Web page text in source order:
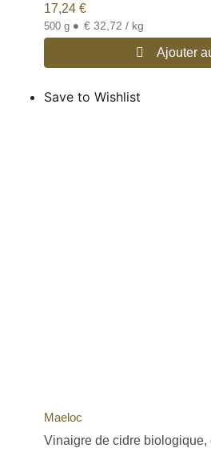
17,24 €
500 g • € 32,72 / kg
Ajouter
Save to Wishlist
Maeloc
Vinaigre de cidre